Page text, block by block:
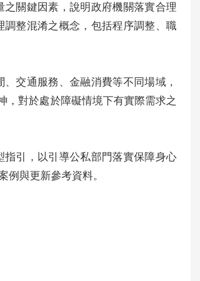
關鍵因素，說明政府機關落實合理
整混淆之概念，包括程序調整、職
交通服務、金融消費等不同場域，
，對於處於障礙情境下有實際需求之
引，以引導公私部門落實保障身心
例與更新參考資料。